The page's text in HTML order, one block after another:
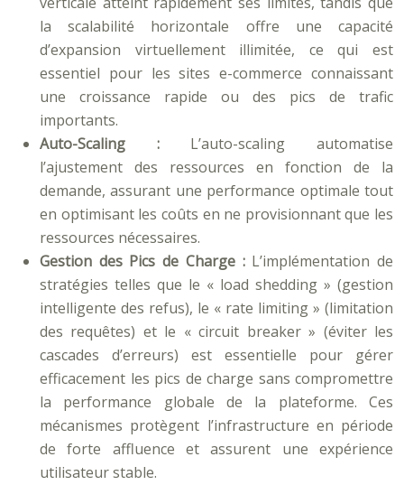
la scalabilité horizontale offre une capacité
d’expansion virtuellement illimitée, ce qui est
essentiel pour les sites e-commerce connaissant
une croissance rapide ou des pics de trafic
importants.
Auto-Scaling : L’auto-scaling automatise
l’ajustement des ressources en fonction de la
demande, assurant une performance optimale tout
en optimisant les coûts en ne provisionnant que les
ressources nécessaires.
Gestion des Pics de Charge : L’implémentation de
stratégies telles que le « load shedding » (gestion
intelligente des refus), le « rate limiting » (limitation
des requêtes) et le « circuit breaker » (éviter les
cascades d’erreurs) est essentielle pour gérer
efficacement les pics de charge sans compromettre
la performance globale de la plateforme. Ces
mécanismes protègent l’infrastructure en période
de forte affluence et assurent une expérience
utilisateur stable.